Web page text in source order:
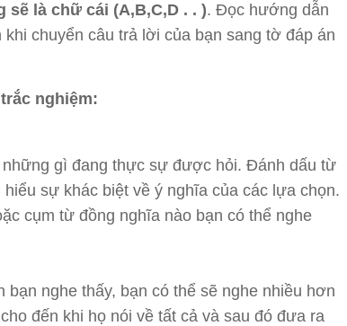
là chữ cái (A,B,C,D . . ). Đọc hướng dẫn
chuyển câu trả lời của bạn sang tờ đáp án
nghiệm:
gì đang thực sự được hỏi. Đánh dấu từ
sự khác biệt về ý nghĩa của các lựa chọn.
cụm từ đồng nghĩa nào bạn có thể nghe
nghe thấy, bạn có thể sẽ nghe nhiều hơn
đến khi họ nói về tất cả và sau đó đưa ra